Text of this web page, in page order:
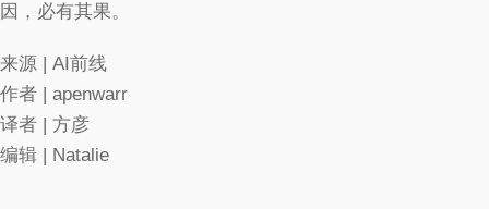
因，必有其果。
来源 | AI前线
作者 | apenwarr
译者 | 方彦
编辑 | Natalie